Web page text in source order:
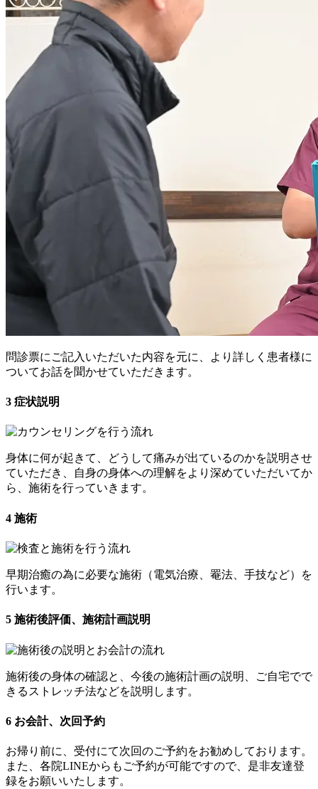
問診票にご記入いただいた内容を元に、より詳しく患者様に
ついてお話を聞かせていただきます。
3 症状説明
身体に何が起きて、どうして痛みが出ているのかを説明させ
ていただき、自身の身体への理解をより深めていただいてか
ら、施術を行っていきます。
4 施術
早期治癒の為に必要な施術（電気治療、罨法、手技など）を
行います。
5 施術後評価、施術計画説明
施術後の身体の確認と、今後の施術計画の説明、ご自宅でで
きるストレッチ法などを説明します。
6 お会計、次回予約
お帰り前に、受付にて次回のご予約をお勧めしております。
また、各院LINEからもご予約が可能ですので、是非友達登
録をお願いいたします。